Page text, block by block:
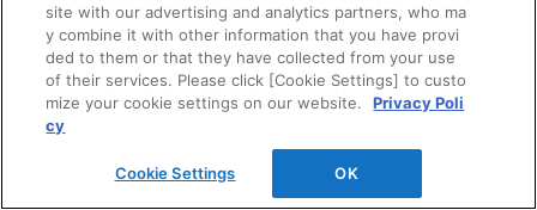
ログイン
建築・設計関係者様向けサイト
ユーザー登録サービス
WEB見積システム
site with our advertising and analytics partners, who ma
y combine it with other information that you have provi
ded to them or that they have collected from your use
of their services. Please click [Cookie Settings] to custo
mize your cookie settings on our website.
Privacy Poli
cy
Cookie Settings OK